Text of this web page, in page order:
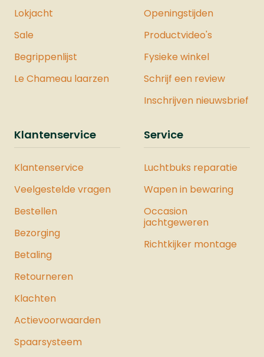
Lokjacht
Sale
Begrippenlijst
Le Chameau laarzen
Openingstijden
Productvideo's
Fysieke winkel
Schrijf een review
Inschrijven nieuwsbrief
Klantenservice
Klantenservice
Veelgestelde vragen
Bestellen
Bezorging
Betaling
Retourneren
Klachten
Actievoorwaarden
Spaarsysteem
Service
Luchtbuks reparatie
Wapen in bewaring
Occasion
jachtgeweren
Richtkijker montage